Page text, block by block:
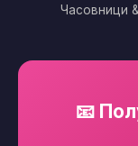
Часовници
📧